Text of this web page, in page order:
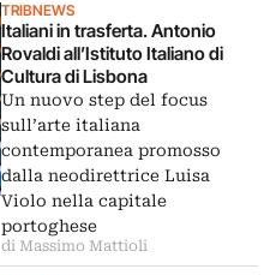
TRIBNEWS
Italiani in trasferta. Antonio
Rovaldi all’Istituto Italiano di
Cultura di Lisbona
Un nuovo step del focus
sull’arte italiana
contemporanea promosso
dalla neodirettrice Luisa
Violo nella capitale
portoghese
di Massimo Mattioli